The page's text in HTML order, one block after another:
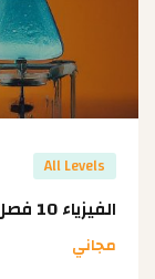
All Levels
الفيزياء 10 فصل اول
مجاني